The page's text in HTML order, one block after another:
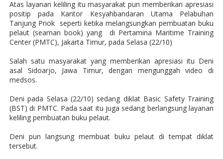
Atas layanan keliling itu masyarakat pun memberikan apresiasi
positip pada Kantor Kesyahbandaran Utama Pelabuhan
Tanjung Priok seperti ketika melangsungkan pembuatan buku
pelaut (seaman book) yang
di Pertamina Maritime Training
Center (PMTC), Jakarta Timur, pada Selasa (22/10)
Salah satu masyarakat yang memberikan apresiasi itu Deni
asal Sidoarjo, Jawa Timur, dengan mengunggah video di
medsos.
Deni pada Selasa (22/10) sedang diklat Basic Safety Training
(BST) di PMTC. Pada saat itu juga sedang berlangsung layanan
keliling pembuatan buku pelaut.
Deni pun langsung membuat buku pelaut di tempat diklat
tersebut.